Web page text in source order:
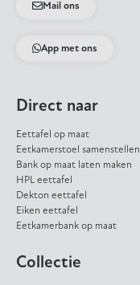
Mail ons
App met ons
Direct naar
Eettafel op maat
Eetkamerstoel samenstellen
Bank op maat laten maken
HPL eettafel
Dekton eettafel
Eiken eettafel
Eetkamerbank op maat
Collectie